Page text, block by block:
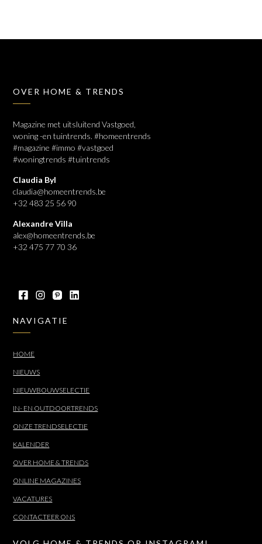
OVER HOME & TRENDS
Magazine met uitsluitend Vastgoed,
woning -en tuintrends. #homeentrends
#magazine #immo #vastgoed
#woningtrends #tuintrends
Claudia Byl
claudia@homeentrends.be
+32 483 25 56 90
Alexandre Villa
alex@homeentrends.be
+32 475 77 70 36
NAVIGATIE
HOME
NIEUWS
NIEUWBOUWSELECTIE
IN- EN OUTDOORTRENDS
ONZE TRENDSELECTIE
KALENDER
OVER HOME & TRENDS
ONLINE MAGAZINES
VACATURES
CONTACTEER ONS